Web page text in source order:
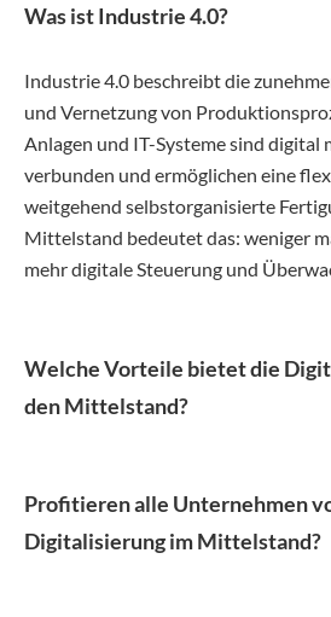
Was ist Industrie 4.0?
Industrie 4.0 beschreibt die
und Vernetzung von
Anlagen und IT-Systeme sind digital
verbunden und ermöglichen eine
weitgehend selbstorganisierte
Mittelstand bedeutet das: weniger
mehr digitale Steuerung und
Welche Vorteile bietet die
den Mittelstand?
Profitieren alle Unternehmen
Digitalisierung im Mittelstand?